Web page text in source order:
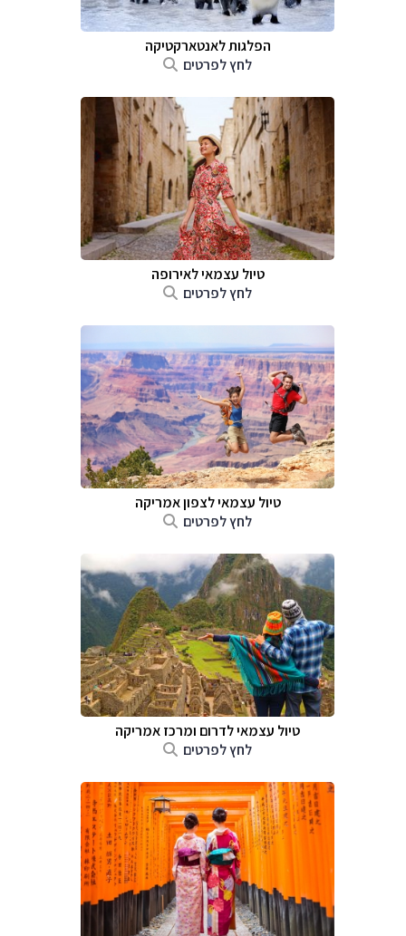
הפלגות לאנטארקטיקה
לחץ לפרטים
טיול עצמאי לאירופה
לחץ לפרטים
טיול עצמאי לצפון אמריקה
לחץ לפרטים
טיול עצמאי לדרום ומרכז אמריקה
לחץ לפרטים